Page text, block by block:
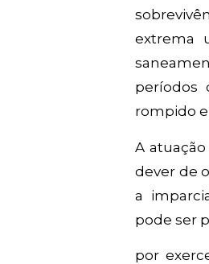
extrema
períodos
rompido e
A
dever de
a
pode ser
por